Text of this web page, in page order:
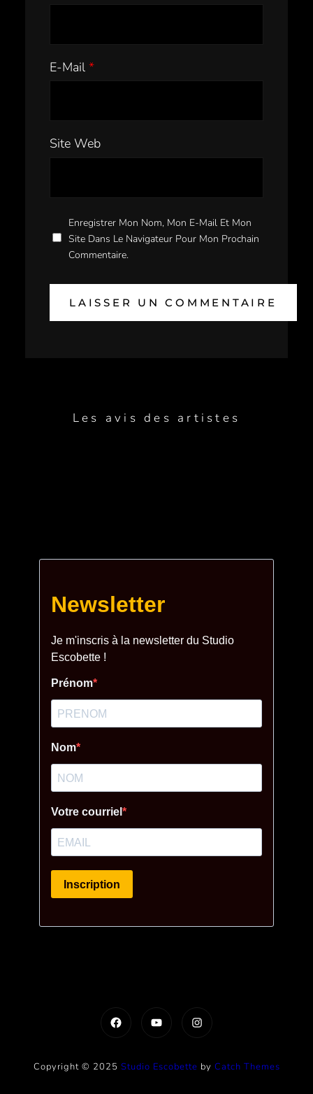
E-Mail *
Site Web
Enregistrer Mon Nom, Mon E-Mail Et Mon
Site Dans Le Navigateur Pour Mon Prochain
Commentaire.
Les avis des artistes
FacebookYouTubeInstagram
Copyright © 2025 Studio Escobette by Catch Themes